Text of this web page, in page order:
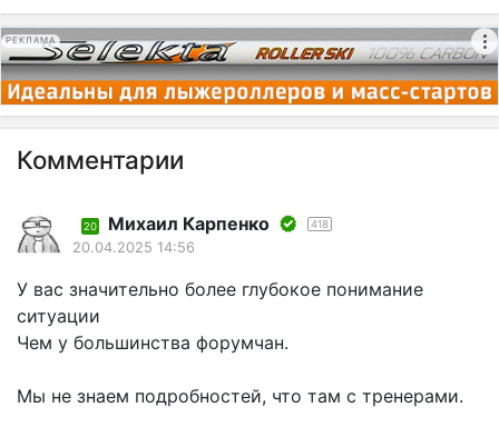
РЕКЛАМА
Комментарии
20 Михаил Карпенко 418
20.04.2025 14:56
У вас значительно более глубокое понимание
ситуации
Чем у большинства форумчан.
Мы не знаем подробностей, что там с тренерами.